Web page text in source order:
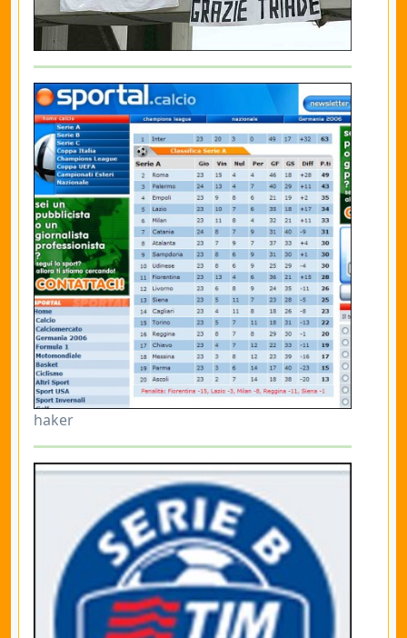
haker